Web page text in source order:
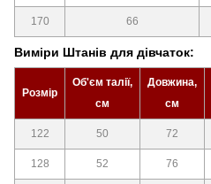
170 66
Виміри Штанів для дівчаток:
Розмір
Об'єм талії,
см
Довжина,
см
122 50 72
128 52 76